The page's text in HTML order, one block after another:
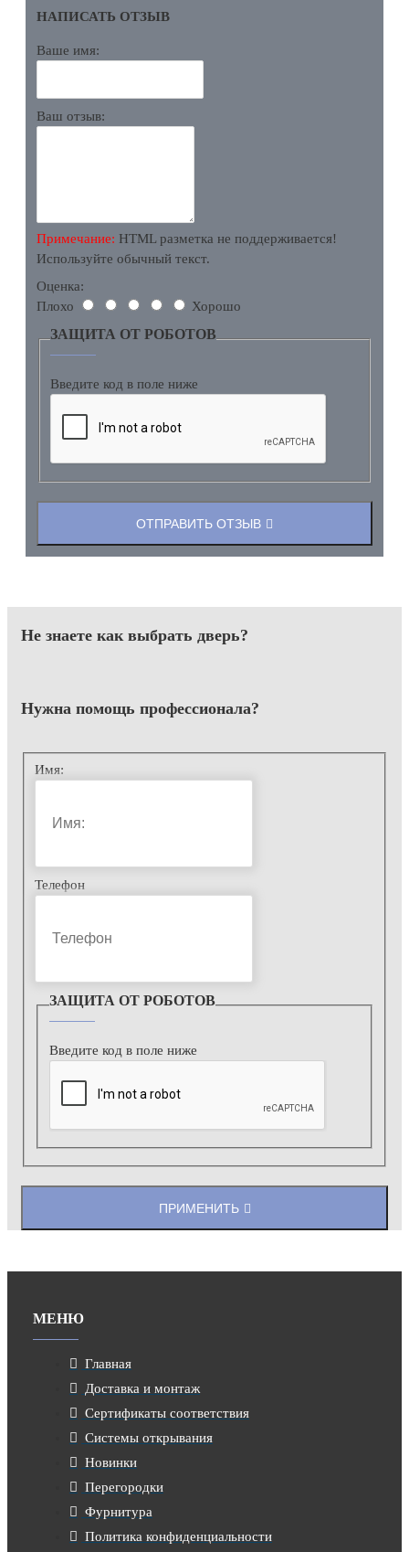
НАПИСАТЬ ОТЗЫВ
Ваше имя:
Ваш отзыв:
Примечание: HTML разметка не поддерживается!
Используйте обычный текст.
Оценка:
Плохо
Хорошо
ЗАЩИТА ОТ РОБОТОВ
Введите код в поле ниже
ОТПРАВИТЬ ОТЗЫВ
Не знаете как выбрать дверь?
Нужна помощь профессионала?
Имя:
Телефон
ЗАЩИТА ОТ РОБОТОВ
Введите код в поле ниже
ПРИМЕНИТЬ
МЕНЮ
Главная
Доставка и монтаж
Сертификаты соответствия
Системы открывания
Новинки
Перегородки
Фурнитура
Политика конфиденциальности